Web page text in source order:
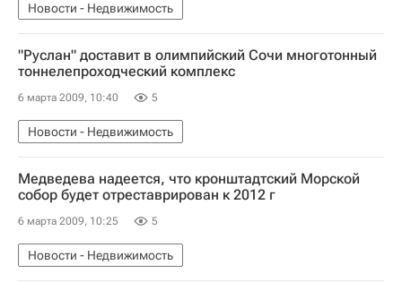
Новости - Недвижимость
"Руслан" доставит в олимпийский Сочи многотонный
тоннелепроходческий комплекс
6 марта 2009, 10:40 5
Новости - Недвижимость
Медведева надеется, что кронштадтский Морской
собор будет отреставрирован к 2012 г
6 марта 2009, 10:25 5
Новости - Недвижимость